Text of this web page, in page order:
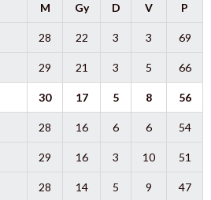
M Gy D V P
28 22 3 3 69
29 21 3 5 66
30 17 5 8 56
28 16 6 6 54
29 16 3 10 51
28 14 5 9 47